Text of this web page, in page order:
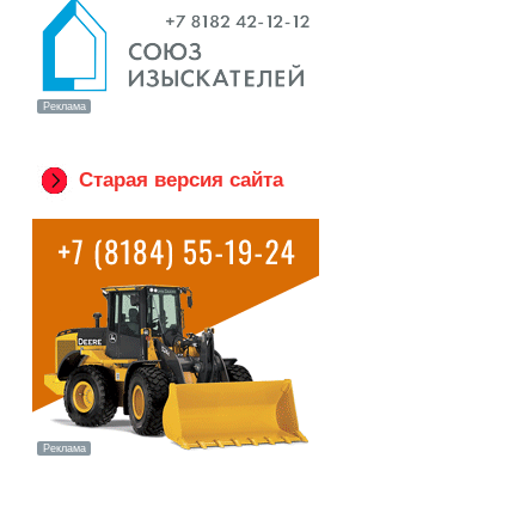
Старая версия сайта